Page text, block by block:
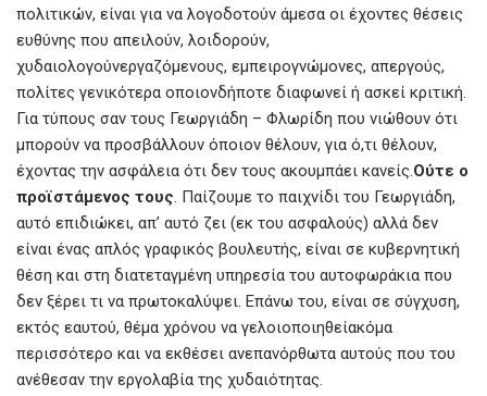
πολιτικών, είναι για να λογοδοτούν άμεσα οι έχοντες θέσεις
ευθύνης που απειλούν, λοιδορούν,
χυδαιολογούνεργαζόμενους, εμπειρογνώμονες, απεργούς,
πολίτες γενικότερα οποιονδήποτε διαφωνεί ή ασκεί κριτική.
Για τύπους σαν τους Γεωργιάδη – Φλωρίδη που νιώθουν ότι
μπορούν να προσβάλλουν όποιον θέλουν, για ό,τι θέλουν,
έχοντας την ασφάλεια ότι δεν τους ακουμπάει κανείς.Ούτε ο
προϊστάμενος τους. Παίζουμε το παιχνίδι του Γεωργιάδη,
αυτό επιδιώκει, απ’ αυτό ζει (εκ του ασφαλούς) αλλά δεν
είναι ένας απλός γραφικός βουλευτής, είναι σε κυβερνητική
θέση και στη διατεταγμένη υπηρεσία του αυτοφωράκια που
δεν ξέρει τι να πρωτοκαλύψει. Επάνω του, είναι σε σύγχυση,
εκτός εαυτού, θέμα χρόνου να γελοιοποιηθείακόμα
περισσότερο και να εκθέσει ανεπανόρθωτα αυτούς που του
ανέθεσαν την εργολαβία της χυδαιότητας.